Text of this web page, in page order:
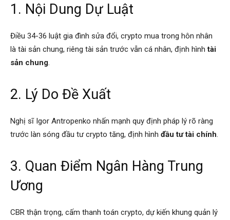
1. Nội Dung Dự Luật
Điều 34-36 luật gia đình sửa đổi, crypto mua trong hôn nhân
là tài sản chung, riêng tài sản trước vẫn cá nhân, định hìnhtài
sản chung.
2. Lý Do Đề Xuất
Nghị sĩ Igor Antropenko nhấn mạnh quy định pháp lý rõ ràng
trước làn sóng đầu tư crypto tăng, định hình đầu tư tài chính.
3. Quan Điểm Ngân Hàng Trung
Ương
CBR thận trọng, cấm thanh toán crypto, dự kiến khung quản lý